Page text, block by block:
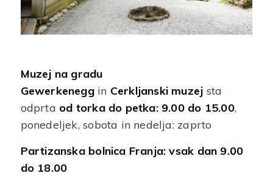
Muzej na gradu
Gewerkeneggin Cerkljanski muzej sta
odprta od torka do petka: 9.00 do 15.00,
ponedeljek, sobota in nedelja: zaprto
Partizanska bolnica Franja: vsak dan 9.00
do 18.00